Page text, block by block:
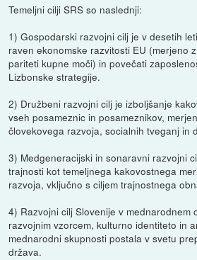
Temeljni cilji SRS so naslednji:
1) Gospodarski razvojni cilj je v desetih
raven ekonomske razvitosti EU (merjeno
pariteti kupne moči) in povečati
Lizbonske strategije.
2) Družbeni razvojni cilj je izboljšanje
vseh posameznic in posameznikov,
človekovega razvoja, socialnih tveganj in
3) Medgeneracijski in sonaravni razvojni
trajnosti kot temeljnega kakovostnega
razvoja, vključno s ciljem trajnostnega
4) Razvojni cilj Slovenije v mednarodnem
razvojnim vzorcem, kulturno identiteto in
mednarodni skupnosti postala v svetu
država.